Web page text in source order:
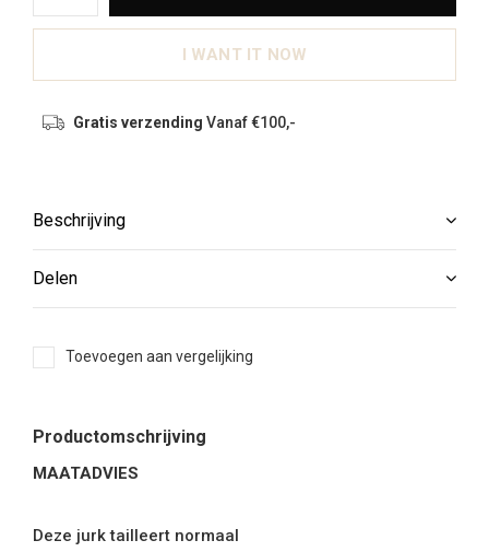
I WANT IT NOW
Gratis verzending Vanaf €100,-
Beschrijving
Delen
Toevoegen aan vergelijking
Productomschrijving
MAATADVIES
Deze jurk tailleert normaal